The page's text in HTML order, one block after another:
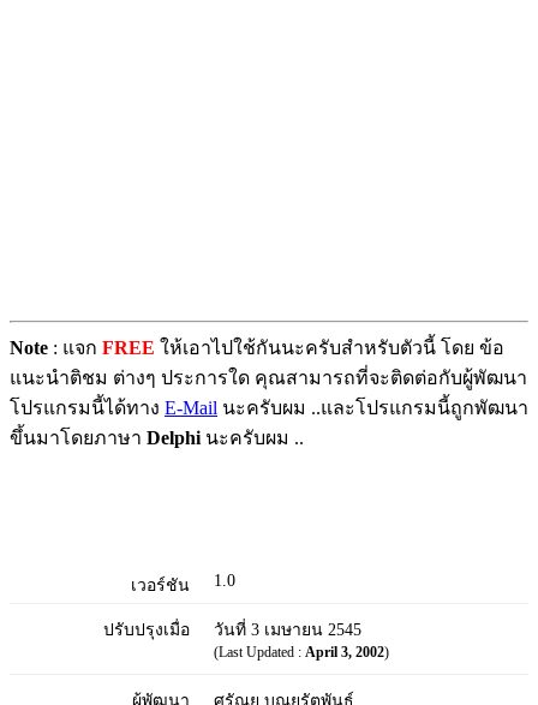
Note : แจก FREE ให้เอาไปใช้กันนะครับสำหรับตัวนี้ โดย ข้อ
แนะนำติชม ต่างๆ ประการใด คุณสามารถที่จะติดต่อกับผู้พัฒนา
โปรแกรมนี้ได้ทาง E-Mail นะครับผม ..และโปรแกรมนี้ถูกพัฒนา
ขึ้นมาโดยภาษา Delphiนะครับผม ..
เวอร์ชัน 1.0
ปรับปรุงเมื่อ วันที่ 3 เมษายน 2545
(Last Updated : April 3, 2002)
ผู้พัฒนา ศรัณยู บุณยรัตพันธุ์